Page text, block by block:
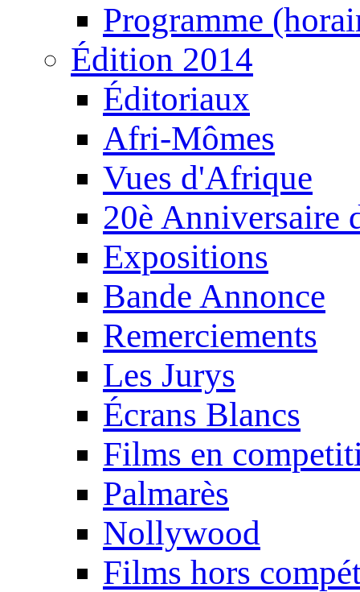
Programme
Édition 2014
Éditoriaux
Afri-Mômes
Vues d'Afrique
20è Anniversaire
Expositions
Bande Annonce
Remerciements
Les Jurys
Écrans Blancs
Films en
Palmarès
Nollywood
Films hors